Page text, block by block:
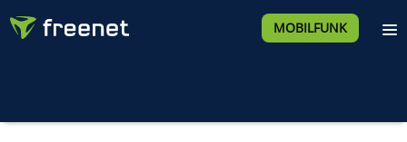
MOBILFUNK